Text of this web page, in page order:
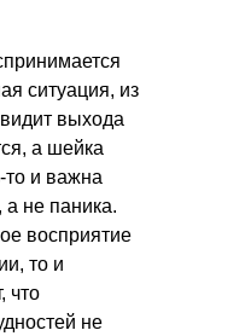
ситуация, из
выхода
а шейка
то и важна
не паника.
восприятие
то и
что
не